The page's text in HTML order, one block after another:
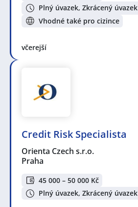
Plný úvazek, Zkrácený úvazek
Vhodné také pro cizince
včerejší
Credit Risk Specialista
Orienta Czech s.r.o.
Praha
45 000 – 50 000 Kč
Plný úvazek, Zkrácený úvazek